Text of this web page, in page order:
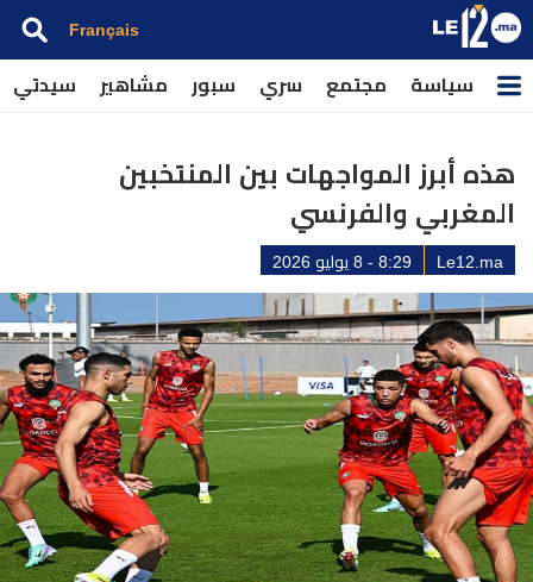
Français
سياسة مجتمع سري سبور مشاهير سيدتي
هذه أبرز المواجهات بين المنتخبين
المغربي والفرنسي
Le12.ma 8:29 - 8 يوليو 2026